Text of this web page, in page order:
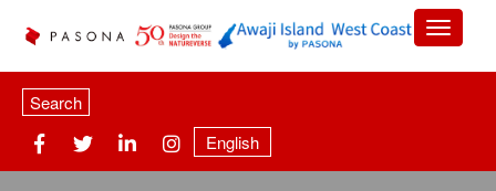
Search
English